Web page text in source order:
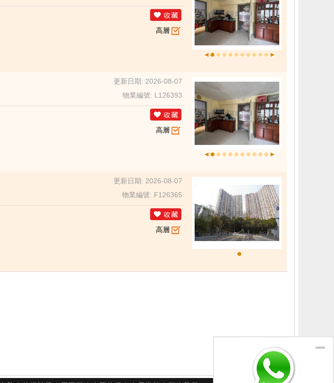
高層
更新日期: 2026-08-07
物業編號: L126393
高層
更新日期: 2026-08-07
物業編號: F126365
高層